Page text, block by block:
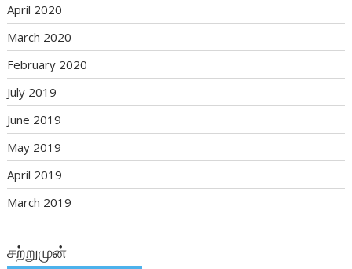
April 2020
March 2020
February 2020
July 2019
June 2019
May 2019
April 2019
March 2019
சற்றுமுன்